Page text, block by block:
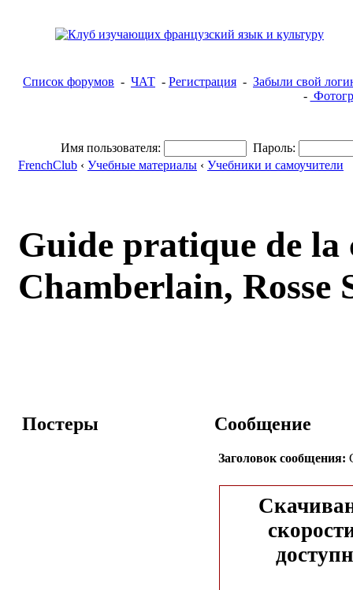
Список форумов - ЧАТ - Регистрация - Забыли свой
-
Имя пользователя:
Пароль:
FrenchClub ‹ Учебные материалы ‹ Учебники и самоучители
Guide pratique de
Chamberlain, Rosse
Постеры Сообщение
Заголовок сообщения: